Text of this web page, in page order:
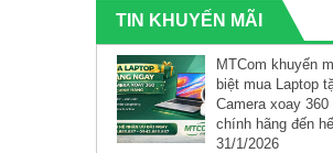
TIN KHUYẾN MÃI
MTCom khuyến
biệt mua Laptop
Camera xoay 360
chính hãng đến
31/1/2026